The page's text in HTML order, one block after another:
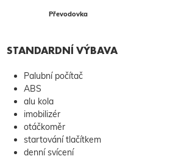
Převodovka
STANDARDNÍ VÝBAVA
Palubní počítač
ABS
alu kola
imobilizér
otáčkoměr
startování tlačítkem
denní svícení